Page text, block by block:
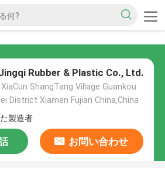
Rubber & Plastic Co., Ltd.
XiaCun ShangTang Village Guankou
District Xiamen Fujian China,China
製造者
お問い合わせ